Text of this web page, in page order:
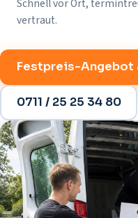
Schnell vor Ort,
vertraut.
Festpreis-Angebot
0711 / 25 25 34 80